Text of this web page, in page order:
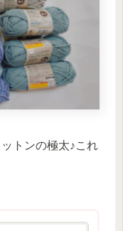
トンの極太♪これ